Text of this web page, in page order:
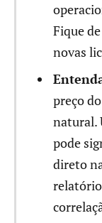
Fique
novas
preço
natural.
pode
direto